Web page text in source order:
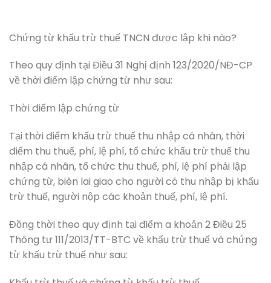
Chứng từ khấu trừ thuế TNCN được lập khi nào?
Theo quy định tại Điều 31 Nghị định 123/2020/NĐ-CP
về thời điểm lập chứng từ như sau:
Thời điểm lập chứng từ
Tại thời điểm khấu trừ thuế thu nhập cá nhân, thời
điểm thu thuế, phí, lệ phí, tổ chức khấu trừ thuế thu
nhập cá nhân, tổ chức thu thuế, phí, lệ phí phải lập
chứng từ, biên lai giao cho người có thu nhập bị khấu
trừ thuế, người nộp các khoản thuế, phí, lệ phí.
Đồng thời theo quy định tại điểm a khoản 2 Điều 25
Thông tư 111/2013/TT-BTC về khấu trừ thuế và chứng
từ khấu trừ thuế như sau: